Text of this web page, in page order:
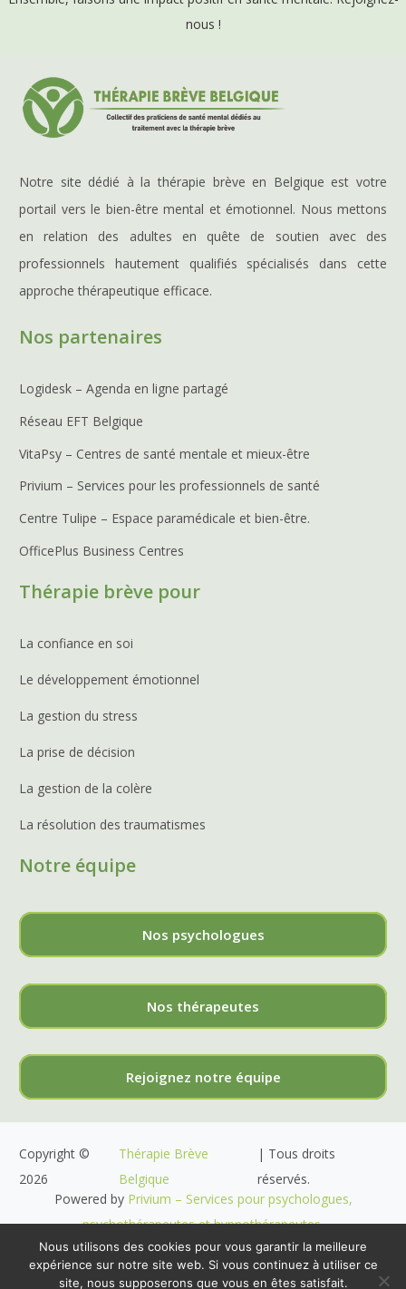
nous !
Notre site dédié à la thérapie brève en Belgique est votre
portail vers le bien-être mental et émotionnel. Nous mettons
en relation des adultes en quête de soutien avec des
professionnels hautement qualifiés spécialisés dans cette
approche thérapeutique efficace.
Nos partenaires
Logidesk – Agenda en ligne partagé
Réseau EFT Belgique
VitaPsy – Centres de santé mentale et mieux-être
Privium – Services pour les professionnels de santé
Centre Tulipe – Espace paramédicale et bien-être.
OfficePlus Business Centres
Thérapie brève pour
La confiance en soi
Le développement émotionnel
La gestion du stress
La prise de décision
La gestion de la colère
La résolution des traumatismes
Notre équipe
Nos psychologues
Nos thérapeutes
Rejoignez notre équipe
Copyright ©
2026
Thérapie Brève
Belgique
| Tous droits
réservés.
Powered by Privium – Services pour psychologues,
psychothérapeutes et hypnothérapeutes.
RGPD – Politique de Protection de la Vie Privée
Nous utilisons des cookies pour vous garantir la meilleure
expérience sur notre site web. Si vous continuez à utiliser ce
site, nous supposerons que vous en êtes satisfait.